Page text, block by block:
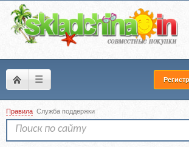
☰
Правила Служба поддержки